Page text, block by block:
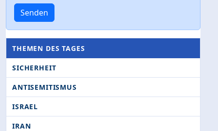
Senden
THEMEN DES TAGES
SICHERHEIT
ANTISEMITISMUS
ISRAEL
IRAN